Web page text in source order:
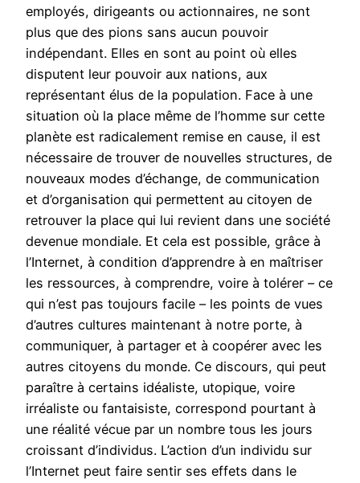
employés, dirigeants ou actionnaires, ne sont
plus que des pions sans aucun pouvoir
indépendant. Elles en sont au point où elles
disputent leur pouvoir aux nations, aux
représentant élus de la population. Face à une
situation où la place même de l’homme sur cette
planète est radicalement remise en cause, il est
nécessaire de trouver de nouvelles structures, de
nouveaux modes d’échange, de communication
et d’organisation qui permettent au citoyen de
retrouver la place qui lui revient dans une société
devenue mondiale. Et cela est possible, grâce à
l’Internet, à condition d’apprendre à en maîtriser
les ressources, à comprendre, voire à tolérer – ce
qui n’est pas toujours facile – les points de vues
d’autres cultures maintenant à notre porte, à
communiquer, à partager et à coopérer avec les
autres citoyens du monde. Ce discours, qui peut
paraître à certains idéaliste, utopique, voire
irréaliste ou fantaisiste, correspond pourtant à
une réalité vécue par un nombre tous les jours
croissant d’individus. L’action d’un individu sur
l’Internet peut faire sentir ses effets dans le